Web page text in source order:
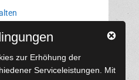
Pinterest
Instagram
X RSS-Feed
zur Erhöhung der
Serviceleistungen. Mit